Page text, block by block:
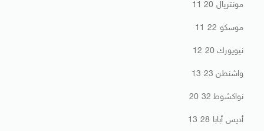
مونتريال 20 11
موسكو 22 11
نيويورك 20 12
واشنطن 23 13
نواكشوط 32 20
أديس أبابا 28 13